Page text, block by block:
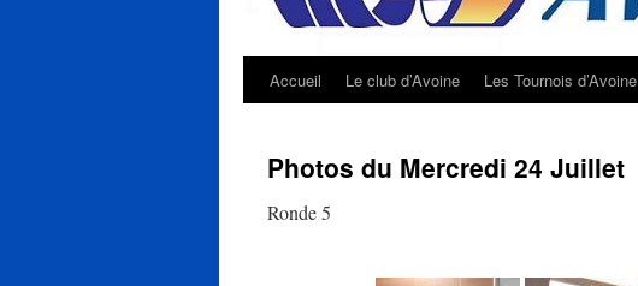
Accueil Le club d’Avoine Les Tournois d’Avoine
Photos du Mercredi 24 Juillet
Ronde 5